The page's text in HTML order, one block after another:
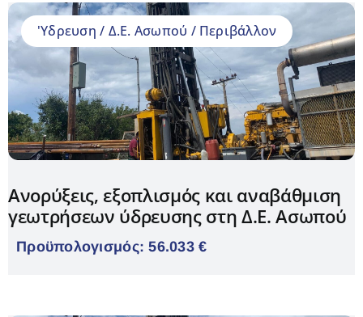
Aνεμογεννητριών
Πρόγραμμα
2024-28
Νέα
'Υδρευση / Δ.Ε. Ασωπού / Περιβάλλον
Ανορύξεις, εξοπλισμός και αναβάθμιση
γεωτρήσεων ύδρευσης στη Δ.Ε. Ασωπού
Προϋπολογισμός: 56.033 €